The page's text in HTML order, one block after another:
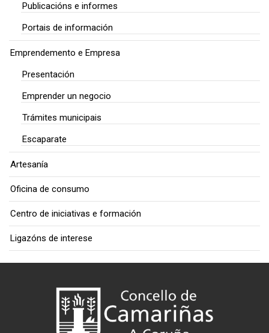
Publicacións e informes
Portais de información
Emprendemento e Empresa
Presentación
Emprender un negocio
Trámites municipais
Escaparate
Artesanía
Oficina de consumo
Centro de iniciativas e formación
Ligazóns de interese